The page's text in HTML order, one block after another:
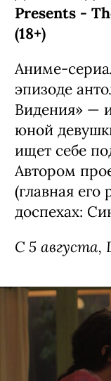
Presents -
(18+)
Аниме-
эпизоде
Видения» —
юной
ищет себе
Автором
(главная
доспехах:
С 5 августа,